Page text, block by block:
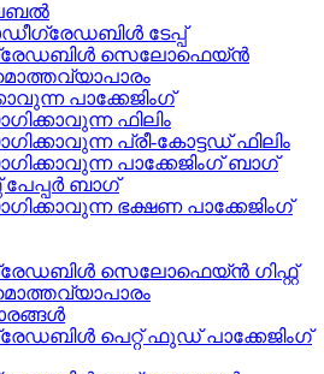
ടേപ്പ്
സെലോഫെയ്ൻ
പാക്കേജിംഗ്
ഫിലിം
പ്രീ-കോട്ടഡ് ഫിലിം
പാക്കേജിംഗ് ബാഗ്
പേപ്പർ ബാഗ്
ഭക്ഷണ പാക്കേജിംഗ്
സെലോഫെയ്ൻ ഗിഫ്റ്റ്
പെറ്റ് ഫുഡ് പാക്കേജിംഗ്